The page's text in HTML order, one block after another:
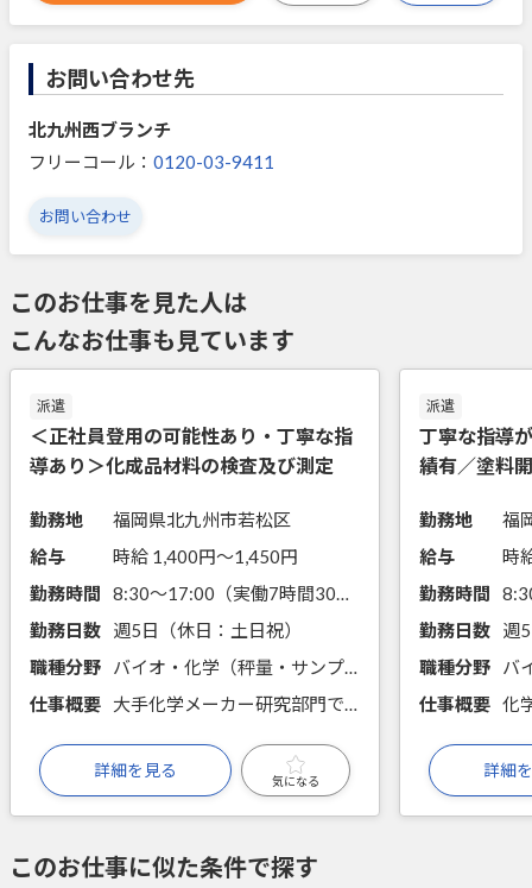
お問い合わせ先
北九州西ブランチ
フリーコール： 0120-03-9411
お問い合わせ
このお仕事を見た人は
こんなお仕事も見ています
派遣
＜正社員登用の可能性あり・丁寧な指
導あり＞化成品材料の検査及び測定
勤務地
福岡県北九州市若松区
給与
時給 1,400円〜1,450円
勤務時間
8:30～17:00（実働7時間30分）
勤務日数
週5日（休日：土日祝）
職種分野
バイオ・化学（秤量・サンプリング・分注、物性測定）
仕事概要
大手化学メーカー研究部門でのお仕事です。ガラス機器などを使って、性能の評価や測定を行います。実験業務にチャレンジしたい方にもおすすめです！
詳細を見る
気になる
派遣
丁寧な指導
績有／塗料
勤務地
福
給与
時
勤務時間
勤務日数
週
職種分野
仕事概要
詳細
このお仕事に似た条件で探す